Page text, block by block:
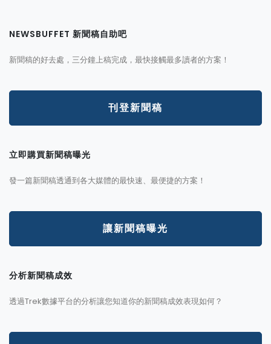
NEWSBUFFET 新聞稿自助吧
新聞稿的好去處，三分鐘上稿完成，最快接觸最多讀者的方案！
刊登新聞稿
立即購買新聞稿曝光
發一篇新聞稿透通到各大媒體的最快速、最便捷的方案！
讓新聞稿曝光
分析新聞稿成效
透過Trek數據平台的分析讓您知道你的新聞稿成效表現如何？